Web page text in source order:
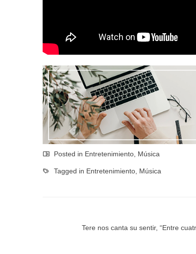
Posted in Entretenimiento Música
Tagged in Entretenimiento Música
Tere nos canta su sentir, “Entre